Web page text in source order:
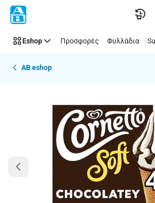
Παράλειψη
Eshop Προσφορές Φυλλάδια
AB eshop